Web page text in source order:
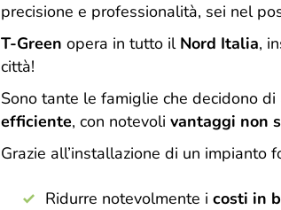
precisione e professionalità, sei nel
T-Green opera in tutto ilNord Italia,
città!
Sono tante le famiglie che decidono
efficiente, con notevoli vantaggi non
Grazie all’installazione di un
Ridurre notevolmente i costi in